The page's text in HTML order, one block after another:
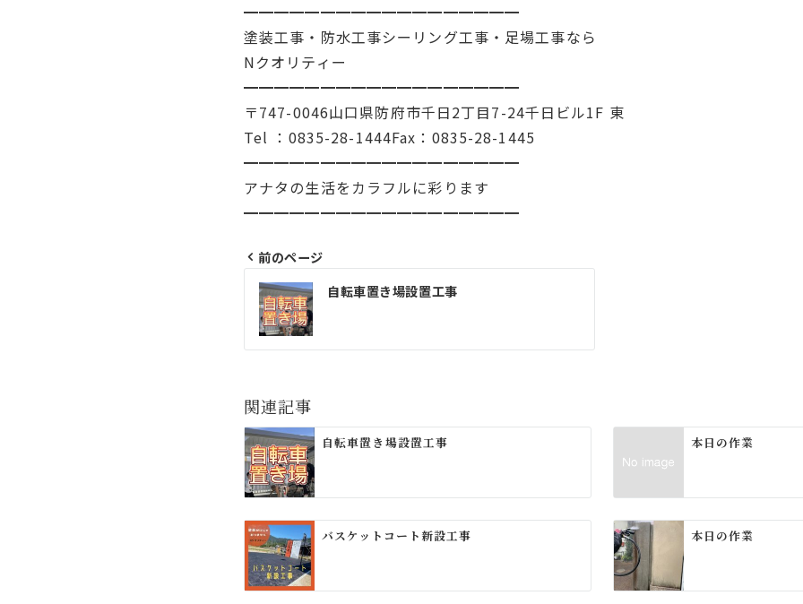
━━━━━━━━━━━━━━━━━━
塗装工事・防水工事シーリング工事・足場工事なら
Nクオリティー
━━━━━━━━━━━━━━━━━━
〒747-0046山口県防府市千日2丁目7-24千日ビル1F 東
Tel ：0835-28-1444Fax：0835-28-1445
━━━━━━━━━━━━━━━━━━
アナタの生活をカラフルに彩ります
━━━━━━━━━━━━━━━━━━
投
稿
ナ
ゲ
ー
シ
ョ
ン
前のページ
自転車置き場設置工事
関連記事
自転車置き場設置工事 本日の作業
バスケットコート新設工事 本日の作業